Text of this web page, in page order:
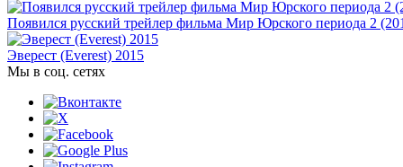
Появился русский трейлер фильма Мир Юрского периода 2
Эверест (Everest) 2015
Мы в соц. сетях